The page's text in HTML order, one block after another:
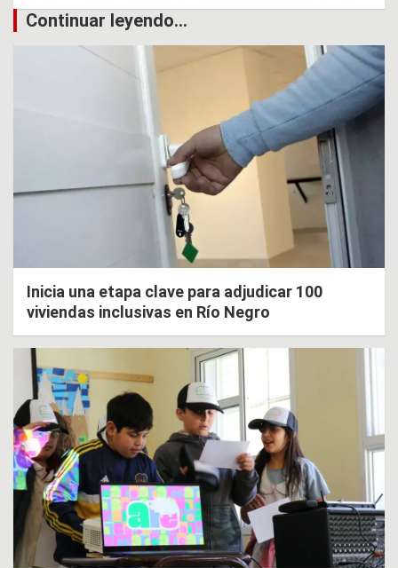
Continuar leyendo...
Inicia una etapa clave para adjudicar 100
viviendas inclusivas en Río Negro